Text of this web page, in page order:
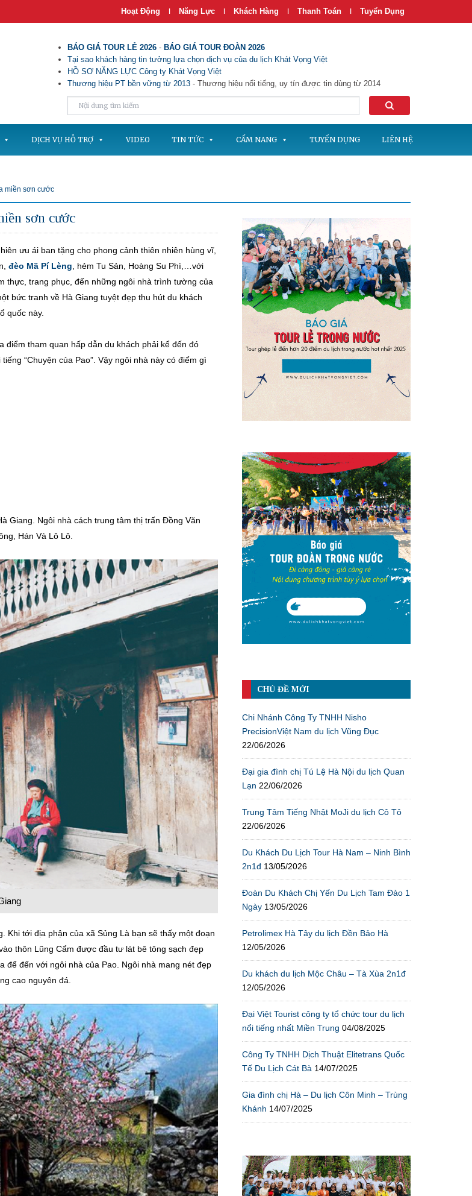
Hoạt Động | Năng Lực | Khách Hàng | Thanh Toán | Tuyển Dụng
BÁO GIÁ TOUR LẺ 2026 - BÁO GIÁ TOUR ĐOÀN 2026
Tại sao khách hàng tin tưởng lựa chọn dịch vụ của du lịch Khát Vọng Việt
HỒ SƠ NĂNG LỰC Công ty Khát Vọng Việt
Thương hiệu PT bền vững từ 2013 - Thương hiệu nổi tiếng, uy tín được tin dùng từ 2014
DỊCH VỤ HỖ TRỢ VIDEO TIN TỨC CẨM NANG TUYỂN DỤNG LIÊN HỆ
miền sơn cước
sơn cước
ưu ái ban tặng cho phong cảnh thiên nhiên hùng vĩ,
đèo Mã Pí Lèng , hẻm Tu Sản, Hoàng Su Phì,…với
thực, trang phục, đến những ngôi nhà trình tường của
bức tranh về Hà Giang tuyệt đẹp thu hút du khách
quốc này.
điểm tham quan hấp dẫn du khách phải kể đến đó
“Chuyện của Pao”. Vậy ngôi nhà này có điểm gì
Giang. Ngôi nhà cách trung tâm thị trấn Đồng Văn
Hán Và Lô Lô.
Khi tới địa phận của xã Sủng Là bạn sẽ thấy một đoạn
thôn Lũng Cẩm được đầu tư lát bê tông sạch đẹp
để đến với ngôi nhà của Pao. Ngôi nhà mang nét đẹp
cao nguyên đá.
CHỦ ĐỀ MỚI
Chi Nhánh Công Ty TNHH Nisho
PrecisionViệt Nam du lịch Vũng Đục
22/06/2026
Đại gia đình chị Tú Lệ Hà Nội du lịch Quan
Lạn 22/06/2026
Trung Tâm Tiếng Nhật MoJi du lịch Cô Tô
22/06/2026
Du Khách Du Lịch Tour Hà Nam – Ninh Bình
2n1đ 13/05/2026
Đoàn Du Khách Chị Yến Du Lịch Tam Đảo 1
Ngày 13/05/2026
Petrolimex Hà Tây du lịch Đền Bảo Hà
12/05/2026
Du khách du lịch Mộc Châu – Tà Xùa 2n1đ
12/05/2026
Đại Việt Tourist công ty tổ chức tour du lịch
nổi tiếng nhất Miền Trung 04/08/2025
Công Ty TNHH Dịch Thuật Elitetrans Quốc
Tế Du Lịch Cát Bà 14/07/2025
Gia đình chị Hà – Du lịch Côn Minh – Trùng
Khánh 14/07/2025